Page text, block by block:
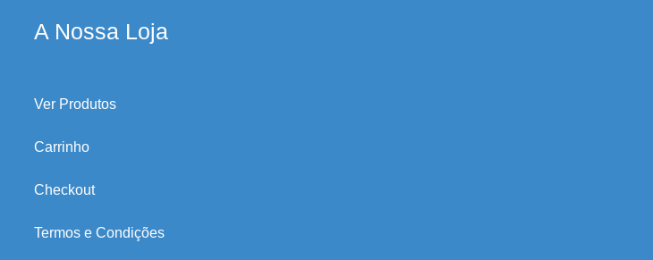
A Nossa Loja
Ver Produtos
Carrinho
Checkout
Termos e Condições